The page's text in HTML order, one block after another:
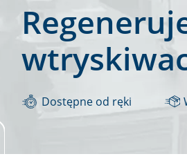
Dostępne od ręki